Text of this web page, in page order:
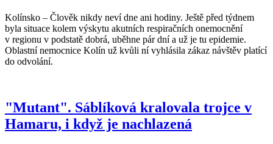
Kolínsko – Člověk nikdy neví dne ani hodiny. Ještě před týdnem
byla situace kolem výskytu akutních respiračních onemocnění
v regionu v podstatě dobrá, uběhne pár dní a už je tu epidemie.
Oblastní nemocnice Kolín už kvůli ní vyhlásila zákaz návštěv platící
do odvolání.
"Mutant". Sáblíková kralovala trojce v
Hamaru, i když je nachlazená